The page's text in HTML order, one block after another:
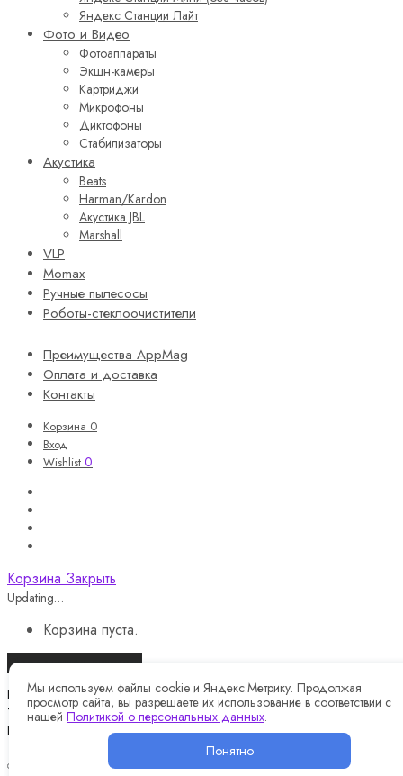
Яндекс Станции Лайт
Фото и Видео
Фотоаппараты
Экшн-камеры
Картриджи
Микрофоны
Диктофоны
Стабилизаторы
Акустика
Beats
Harman/Kardon
Акустика JBL
Marshall
VLP
Momax
Ручные пылесосы
Роботы-стеклоочистители
Преимущества AppMag
Оплата и доставка
Контакты
Корзина 0
Вход
Wishlist 0
Корзина Закрыть
Updating…
Корзина пуста.
Продолжить покупки
Назад
Telegram
Instagram
Мы используем файлы cookie и Яндекс.Метрику. Продолжая
просмотр сайта, вы разрешаете их использование в соответствии с
нашей Политикой о персональных данных.
Понятно